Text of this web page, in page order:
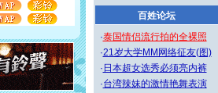
抱你是我特长，吻
今生今世和你在一
生三世和你不再分
我身后无助地哭
身抱住你：这猪不
百姓论坛
·泰国情侣流行拍的全裸照
·21岁大学MM网络征友(图)
· 日本超女选秀必须亮内裤
·台湾辣妹的激情艳舞表演